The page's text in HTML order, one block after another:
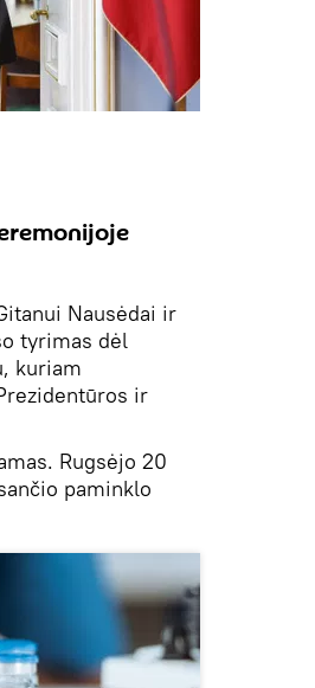
Nausėdai ir
tyrimas dėl
kuriam
ir
Rugsėjo 20
paminklo